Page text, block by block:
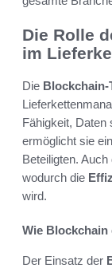
Die Rolle
im
Die Blockchain-
Fähigkeit, Daten
ermöglicht sie
Beteiligten.
wodurch die
wird.
Wie
Der Einsatz der